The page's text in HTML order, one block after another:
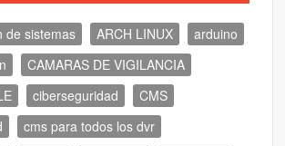
de sistemas ARCH LINUX
arduino
CAMARAS DE VIGILANCIA
ciberseguridad
CMS
cms para todos los dvr